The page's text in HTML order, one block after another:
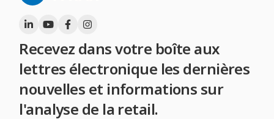
Recevez dans votre boîte aux
lettres électronique les dernières
nouvelles et informations sur
l'analyse de la retail.